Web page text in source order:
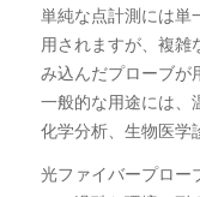
単純な点計測には単
用されますが、複雑
み込んだプローブが
一般的な用途には、
化学分析、生物医学
光ファイバープロー